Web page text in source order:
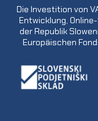
Die Investition von
Entwicklung,
der Republik
Europäischen